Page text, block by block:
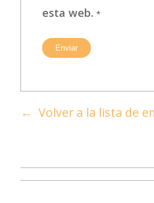
esta web. *
Volver a la lista de